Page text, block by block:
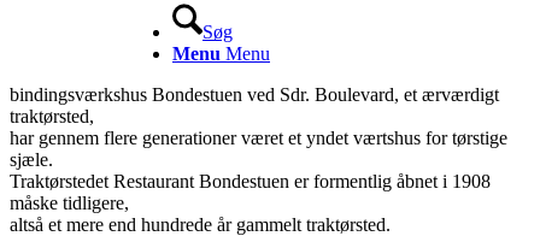
Søg
Menu Menu
bindingsværkshus Bondestuen ved Sdr. Boulevard, et ærværdigt
traktørsted,
har gennem flere generationer været et yndet værtshus for tørstige
sjæle.
Traktørstedet Restaurant Bondestuen er formentlig åbnet i 1908
måske tidligere,
altså et mere end hundrede år gammelt traktørsted.